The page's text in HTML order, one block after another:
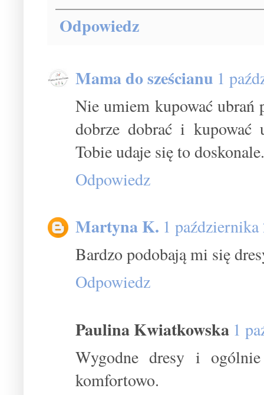
Odpowiedz
Mama do sześcianu 1
Nie umiem kupować
dobrze dobrać i kupować
Tobie udaje się to doskonale.
Odpowiedz
Martyna K. 1
Bardzo podobają mi się
Odpowiedz
Paulina Kwiatkowska 1
Wygodne dresy i
komfortowo.